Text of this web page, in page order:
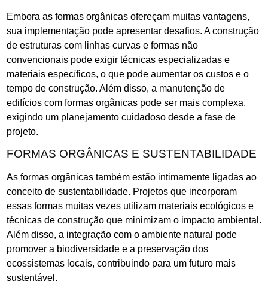
Embora as formas orgânicas ofereçam muitas vantagens,
sua implementação pode apresentar desafios. A construção
de estruturas com linhas curvas e formas não
convencionais pode exigir técnicas especializadas e
materiais específicos, o que pode aumentar os custos e o
tempo de construção. Além disso, a manutenção de
edifícios com formas orgânicas pode ser mais complexa,
exigindo um planejamento cuidadoso desde a fase de
projeto.
FORMAS ORGÂNICAS E SUSTENTABILIDADE
As formas orgânicas também estão intimamente ligadas ao
conceito de sustentabilidade. Projetos que incorporam
essas formas muitas vezes utilizam materiais ecológicos e
técnicas de construção que minimizam o impacto ambiental.
Além disso, a integração com o ambiente natural pode
promover a biodiversidade e a preservação dos
ecossistemas locais, contribuindo para um futuro mais
sustentável.